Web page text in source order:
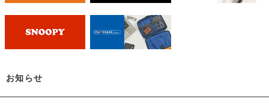
お知らせ